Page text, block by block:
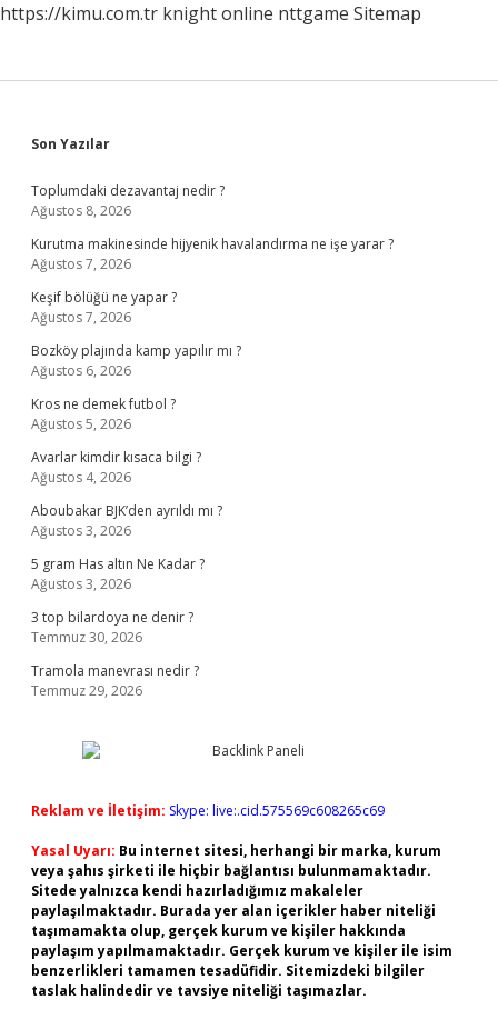
https://kimu.com.tr knight online nttgame Sitemap
Sidebar
Son Yazılar
Toplumdaki dezavantaj nedir ?
Ağustos 8, 2026
Kurutma makinesinde hijyenik havalandırma ne işe yarar ?
Ağustos 7, 2026
Keşif bölüğü ne yapar ?
Ağustos 7, 2026
Bozköy plajında kamp yapılır mı ?
Ağustos 6, 2026
Kros ne demek futbol ?
Ağustos 5, 2026
Avarlar kimdir kısaca bilgi ?
Ağustos 4, 2026
Aboubakar BJK’den ayrıldı mı ?
Ağustos 3, 2026
5 gram Has altın Ne Kadar ?
Ağustos 3, 2026
3 top bilardoya ne denir ?
Temmuz 30, 2026
Tramola manevrası nedir ?
Temmuz 29, 2026
Reklam ve İletişim: Skype: live:.cid.575569c608265c69
Yasal Uyarı: Bu internet sitesi, herhangi bir marka, kurum
veya şahıs şirketi ile hiçbir bağlantısı bulunmamaktadır.
Sitede yalnızca kendi hazırladığımız makaleler
paylaşılmaktadır. Burada yer alan içerikler haber niteliği
taşımamakta olup, gerçek kurum ve kişiler hakkında
paylaşım yapılmamaktadır. Gerçek kurum ve kişiler ile isim
benzerlikleri tamamen tesadüfidir. Sitemizdeki bilgiler
taslak halindedir ve tavsiye niteliği taşımazlar.